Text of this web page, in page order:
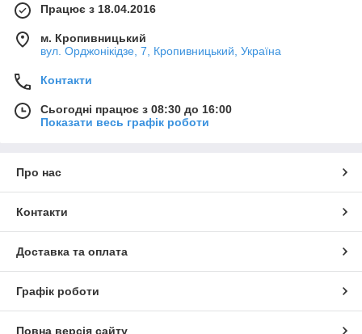
Працює з 18.04.2016
м. Кропивницький
вул. Орджонікідзе, 7, Кропивницький, Україна
Контакти
Сьогодні працює з 08:30 до 16:00
Показати весь графік роботи
Про нас
Контакти
Доставка та оплата
Графік роботи
Повна версія сайту